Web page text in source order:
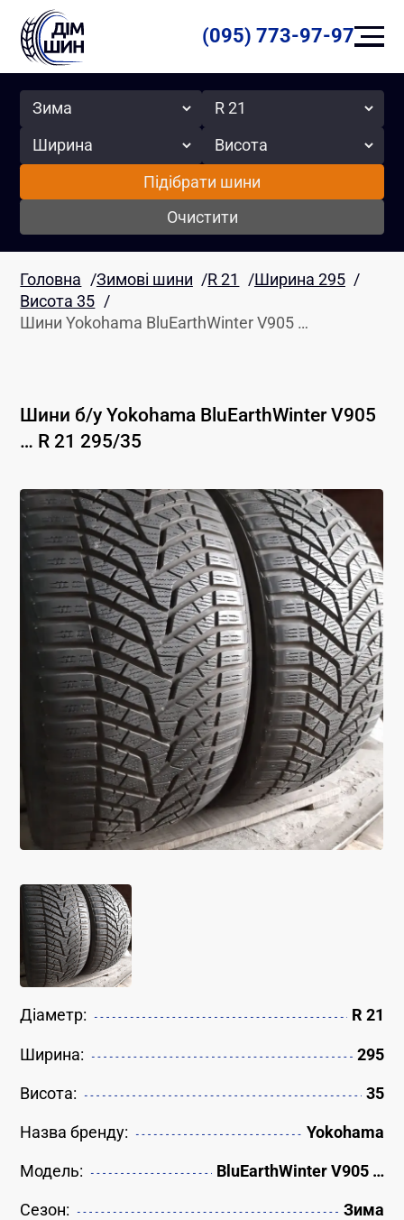
(095) 773-97-97
Сезон Радіус
Ширина Висота
Підібрати шини
Очистити
Головна /Зимові шини /R 21 /Ширина 295 /
Висота 35 /
Шини Yokohama BluEarthWinter V905 …
Шини б/уYokohama BluEarthWinter V905
… R 21 295/35
Діаметр: R 21
Ширина: 295
Висота: 35
Назва бренду: Yokohama
Модель: BluEarthWinter V905 …
Сезон: Зима